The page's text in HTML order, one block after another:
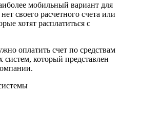
мобильный вариант для
своего расчетного счета или
хотят расплатиться с
оплатить счет по средствам
который представлен